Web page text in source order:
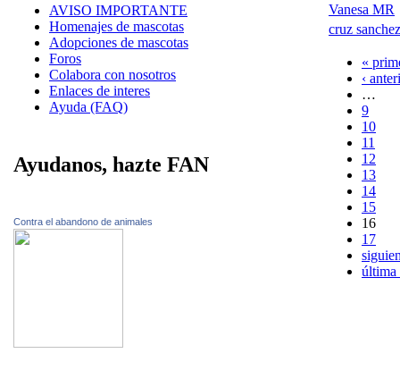
AVISO IMPORTANTE
Homenajes de mascotas
Adopciones de mascotas
Foros
Colabora con nosotros
Enlaces de interes
Ayuda (FAQ)
Ayudanos, hazte FAN
Contra el abandono de animales
Vanesa MR
cruz sanchez
«
‹
…
9
10
11
12
13
14
15
16
17
última